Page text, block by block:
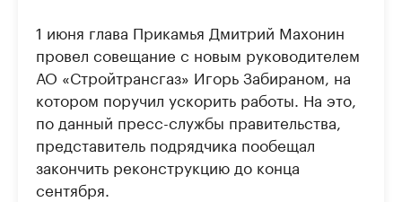
1 июня глава Прикамья Дмитрий Махонин
провел совещание с новым руководителем
АО «Стройтрансгаз» Игорь Забираном, на
котором поручил ускорить работы. На это,
по данный пресс-службы правительства,
представитель подрядчика пообещал
закончить реконструкцию до конца
сентября.